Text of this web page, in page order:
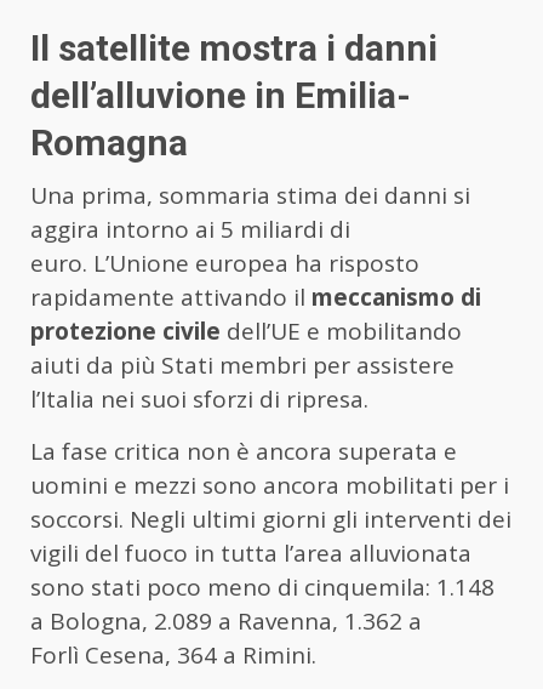
Il satellite mostra i danni
dell’alluvione in Emilia-
Romagna
Una prima, sommaria stima dei danni si
aggira intorno ai 5 miliardi di
euro. L’Unione europea ha risposto
rapidamente attivando il meccanismo di
protezione civile dell’UE e mobilitando
aiuti da più Stati membri per assistere
l’Italia nei suoi sforzi di ripresa.
La fase critica non è ancora superata e
uomini e mezzi sono ancora mobilitati per i
soccorsi. Negli ultimi giorni gli interventi dei
vigili del fuoco in tutta l’area alluvionata
sono stati poco meno di cinquemila: 1.148
a Bologna, 2.089 a Ravenna, 1.362 a
Forlì Cesena, 364 a Rimini.